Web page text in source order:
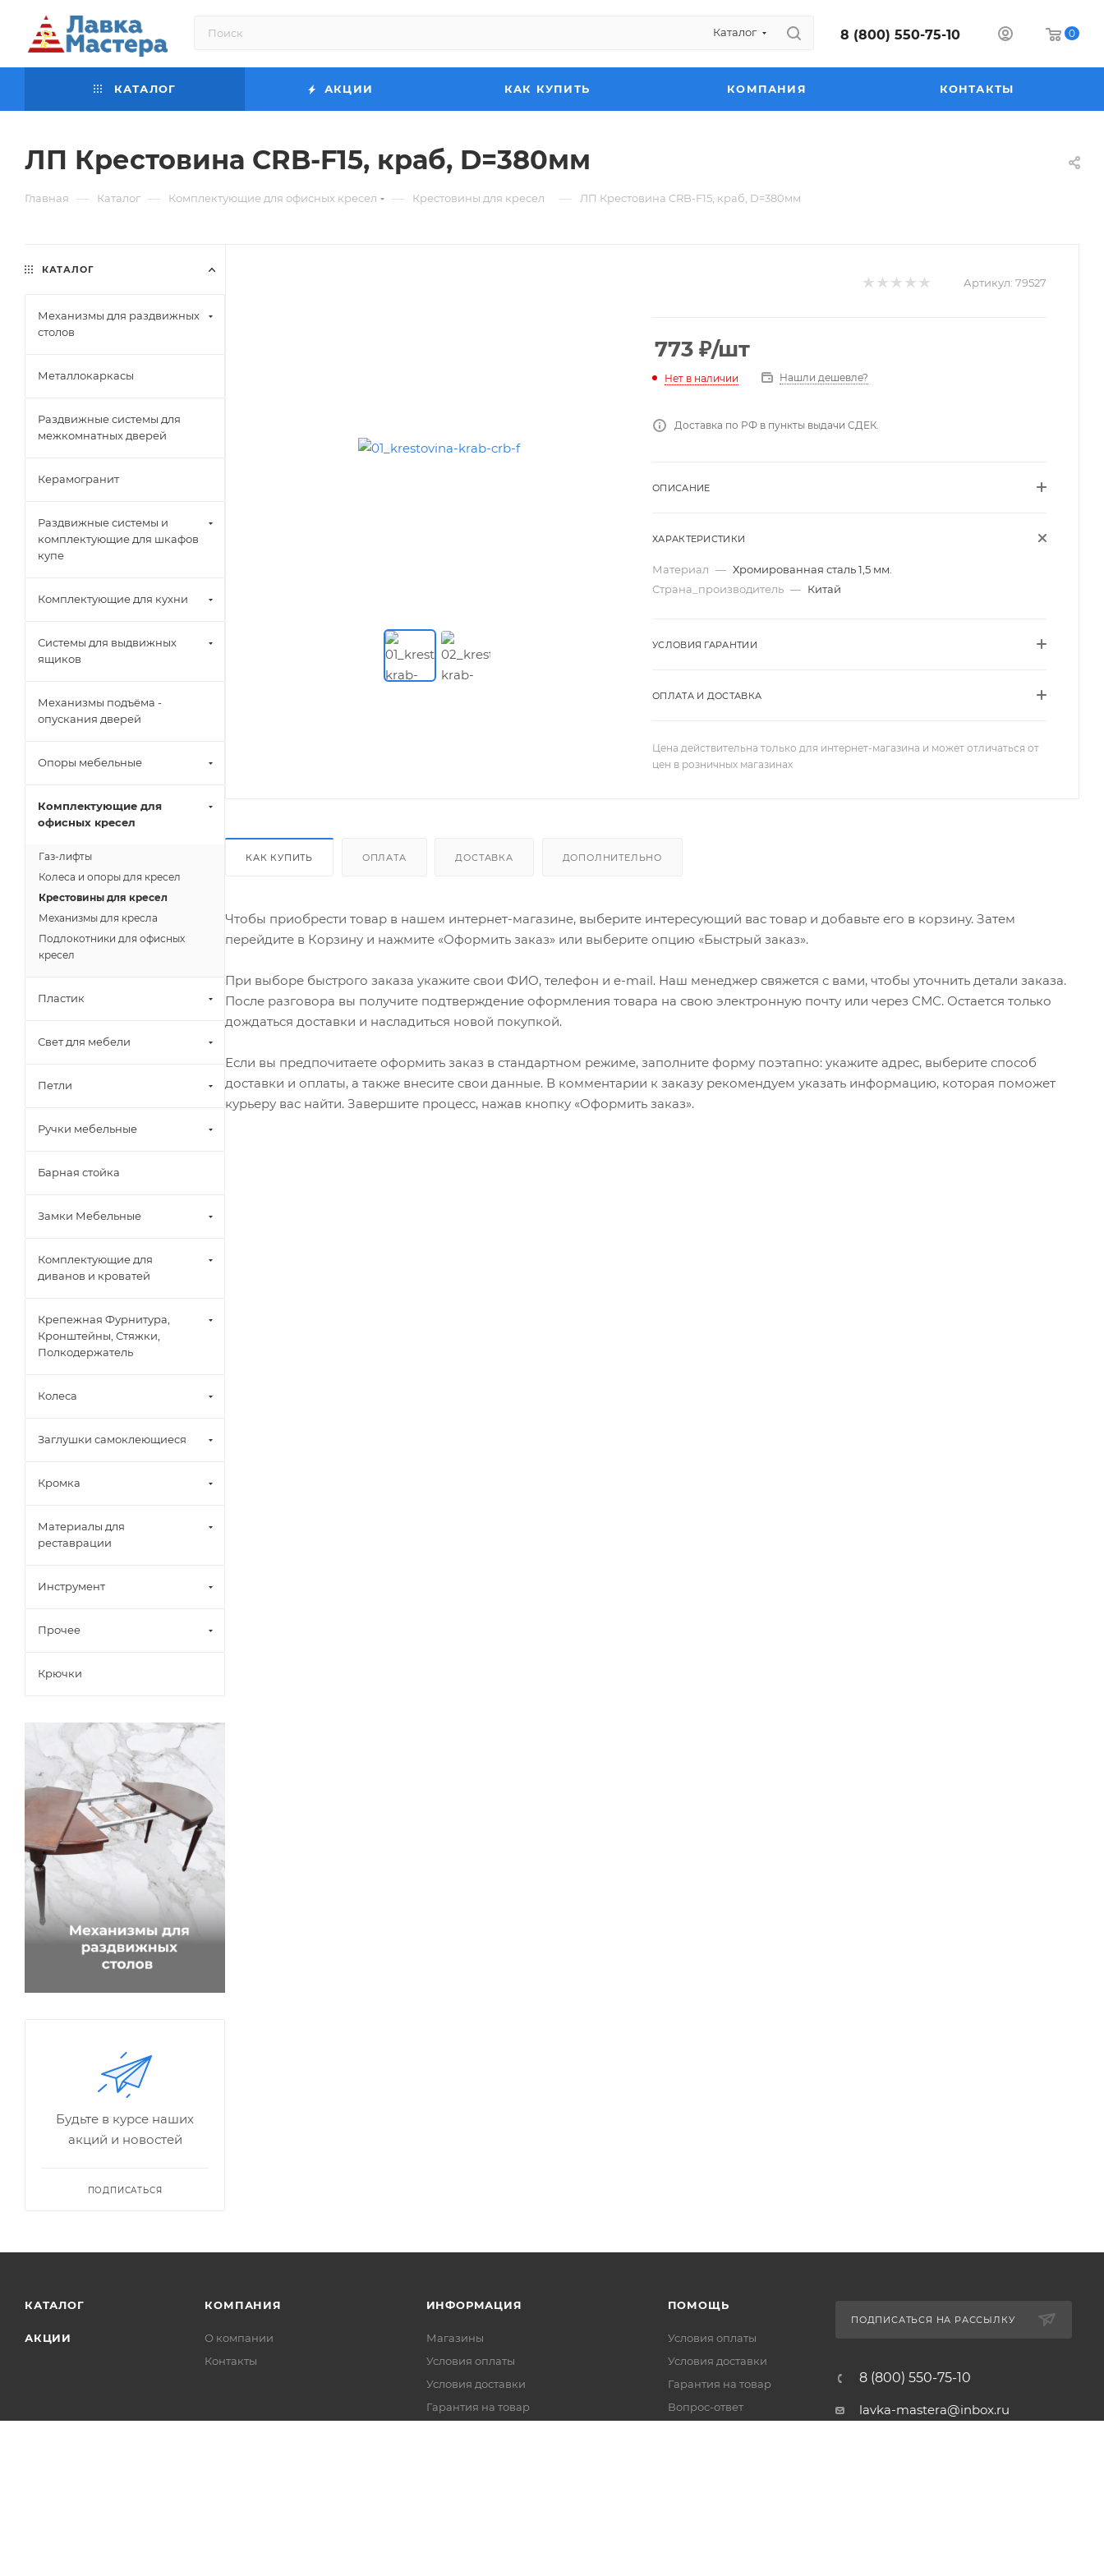
Каталог 8 (800) 550-75-10 0
КАТАЛОГ АКЦИИ КАК КУПИТЬ КОМПАНИЯ КОНТАКТЫ
ЛП Крестовина CRB-F15, краб, D=380мм
Главная — Каталог — Комплектующие для офисных кресел — Крестовины для кресел — ЛП Крестовина CRB-F15, краб, D=380мм
Артикул: 79527
773 ₽/шт
Нет в наличии Нашли дешевле?
Доставка по РФ в пункты выдачи СДЕК.
ОПИСАНИЕ
ХАРАКТЕРИСТИКИ
Материал — Хромированная сталь 1,5 мм.
Страна_производитель — Китай
УСЛОВИЯ ГАРАНТИИ
ОПЛАТА И ДОСТАВКА
Цена действительна только для интернет-магазина и может отличаться от
цен в розничных магазинах
КАК КУПИТЬ ОПЛАТА ДОСТАВКА ДОПОЛНИТЕЛЬНО
Чтобы приобрести товар в нашем интернет-магазине, выберите интересующий вас товар и добавьте его в корзину. Затем
перейдите в Корзину и нажмите «Оформить заказ» или выберите опцию «Быстрый заказ».
При выборе быстрого заказа укажите свои ФИО, телефон и e-mail. Наш менеджер свяжется с вами, чтобы уточнить детали заказа.
После разговора вы получите подтверждение оформления товара на свою электронную почту или через СМС. Остается только
дождаться доставки и насладиться новой покупкой.
Если вы предпочитаете оформить заказ в стандартном режиме, заполните форму поэтапно: укажите адрес, выберите способ
доставки и оплаты, а также внесите свои данные. В комментарии к заказу рекомендуем указать информацию, которая поможет
курьеру вас найти. Завершите процесс, нажав кнопку «Оформить заказ».
КАТАЛОГ
Механизмы для раздвижных
столов
Металлокаркасы
Раздвижные системы для
межкомнатных дверей
Керамогранит
Раздвижные системы и
комплектующие для шкафов
купе
Комплектующие для кухни
Системы для выдвижных
ящиков
Механизмы подъёма -
опускания дверей
Опоры мебельные
Комплектующие для
офисных кресел
Газ-лифты
Колеса и опоры для кресел
Крестовины для кресел
Механизмы для кресла
Подлокотники для офисных
кресел
Пластик
Свет для мебели
Петли
Ручки мебельные
Барная стойка
Замки Мебельные
Комплектующие для
диванов и кроватей
Крепежная Фурнитура,
Кронштейны, Стяжки,
Полкодержатель
Колеса
Заглушки самоклеющиеся
Кромка
Материалы для
реставрации
Инструмент
Прочее
Крючки
Будьте в курсе наших
акций и новостей
ПОДПИСАТЬСЯ
КАТАЛОГ
АКЦИИ
КОМПАНИЯ
О компании
Контакты
ИНФОРМАЦИЯ
Магазины
Условия оплаты
Условия доставки
Гарантия на товар
ПОМОЩЬ
Условия оплаты
Условия доставки
Гарантия на товар
Вопрос-ответ
ПОДПИСАТЬСЯ НА РАССЫЛКУ
8 (800) 550-75-10
lavka-mastera@inbox.ru